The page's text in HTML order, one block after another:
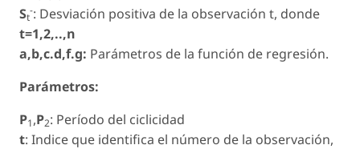
St
-: Desviación positiva de la observación t, donde
t=1,2,..,n
a,b,c.d,f.g: Parámetros de la función de regresión.
Parámetros:
P1,P2: Período del ciclicidad
t: Indice que identifica el número de la observación,